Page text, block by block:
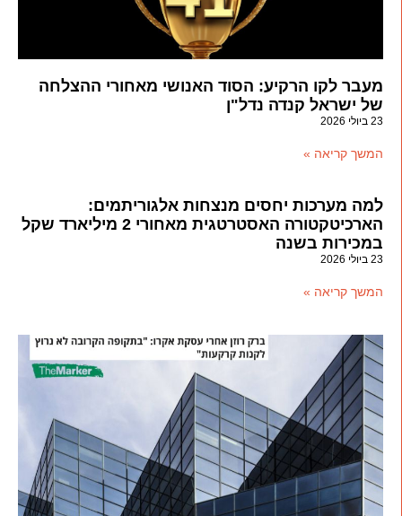
מעבר לקו הרקיע: הסוד האנושי מאחורי ההצלחה
של ישראל קנדה נדל"ן
23 ביולי 2026
המשך קריאה »
למה מערכות יחסים מנצחות אלגוריתמים:
הארכיטקטורה האסטרטגית מאחורי 2 מיליארד שקל
במכירות בשנה
23 ביולי 2026
המשך קריאה »